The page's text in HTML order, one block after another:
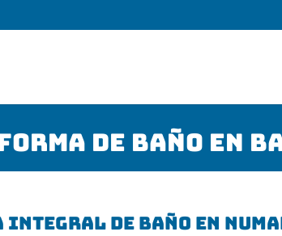
de baño en
integral de baño en